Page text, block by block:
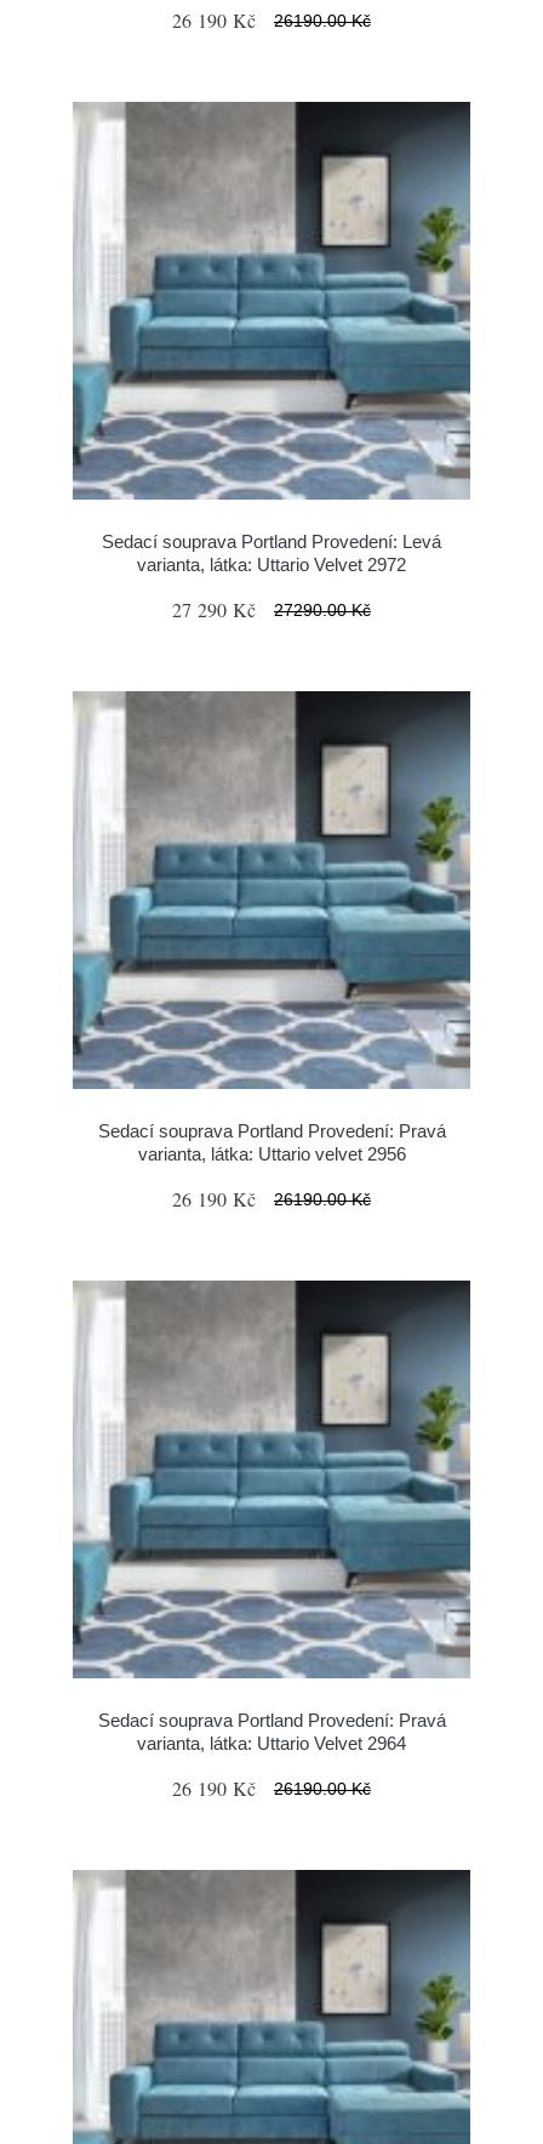
26 190 Kč 26190.00 Kč
Sedací souprava Portland Provedení: Levá
varianta, látka: Uttario Velvet 2972
27 290 Kč 27290.00 Kč
Sedací souprava Portland Provedení: Pravá
varianta, látka: Uttario velvet 2956
26 190 Kč 26190.00 Kč
Sedací souprava Portland Provedení: Pravá
varianta, látka: Uttario Velvet 2964
26 190 Kč 26190.00 Kč